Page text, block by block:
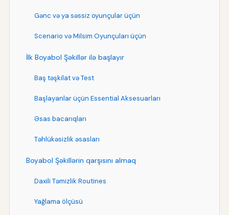
Gənc və ya səssiz oyunçular üçün
Scenario və Milsim Oyunçuları üçün
İlk Boyabol Şəkillər ilə başlayır
Baş təşkilat və Test
Başlayanlar üçün Essential Aksesuarları
Əsas bacarıqları
Təhlükəsizlik əsasları
Boyabol Şəkillərin qarşısını almaq
Daxili Təmizlik Routines
Yağlama ölçüsü